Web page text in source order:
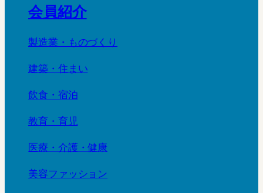
会員紹介
製造業・ものづくり
建築・住まい
飲食・宿泊
教育・育児
医療・介護・健康
美容ファッション